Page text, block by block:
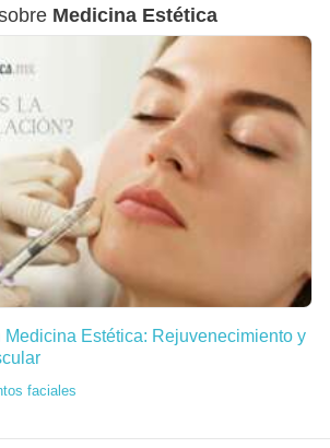
Medicina Estética
Medicina Estética: Rejuvenecimiento y
faciales